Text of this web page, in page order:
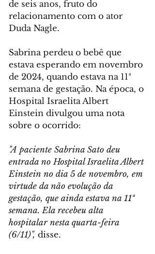
de seis anos, fruto do
relacionamento com o ator
Duda Nagle.
Sabrina perdeu o bebê que
estava esperando em novembro
de 2024, quando estava na 11ª
semana de gestação. Na época, o
Hospital Israelita Albert
Einstein divulgou uma nota
sobre o ocorrido:
"A paciente Sabrina Sato deu
entrada no Hospital Israelita Albert
Einstein no dia 5 de novembro, em
virtude da não evolução da
gestação, que ainda estava na 11ª
semana. Ela recebeu alta
hospitalar nesta quarta-feira
(6/11)", disse.